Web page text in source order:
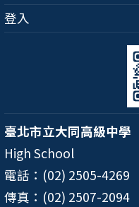
登入
臺北市立大同高級中學
High School
電話：(02) 2505-4269
傳真：(02) 2507-2094